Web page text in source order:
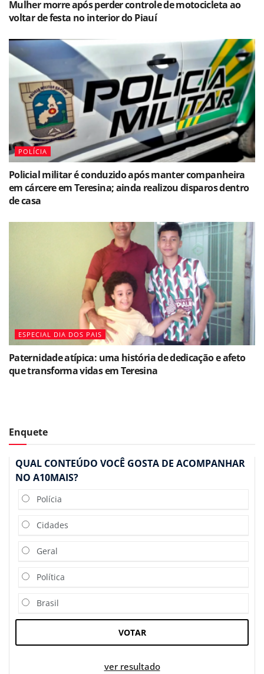
Mulher morre após perder controle de motocicleta ao
voltar de festa no interior do Piauí
POLÍCIA
Policial militar é conduzido após manter companheira
em cárcere em Teresina; ainda realizou disparos dentro
de casa
ESPECIAL DIA DOS PAIS
Paternidade atípica: uma história de dedicação e afeto
que transforma vidas em Teresina
Enquete
QUAL CONTEÚDO VOCÊ GOSTA DE ACOMPANHAR
NO A10MAIS?
Polícia
Cidades
Geral
Política
Brasil
VOTAR
ver resultado